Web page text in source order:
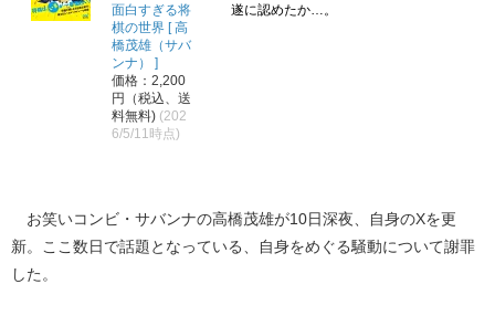
面白すぎる将
棋の世界 [ 高
橋茂雄（サバ
ンナ） ]
価格：2,200
円（税込、送
料無料) (202
6/5/11時点)
遂に認めたか…。
お笑いコンビ・サバンナの高橋茂雄が10日深夜、自身のXを更
新。ここ数日で話題となっている、自身をめぐる騒動について謝罪
した。